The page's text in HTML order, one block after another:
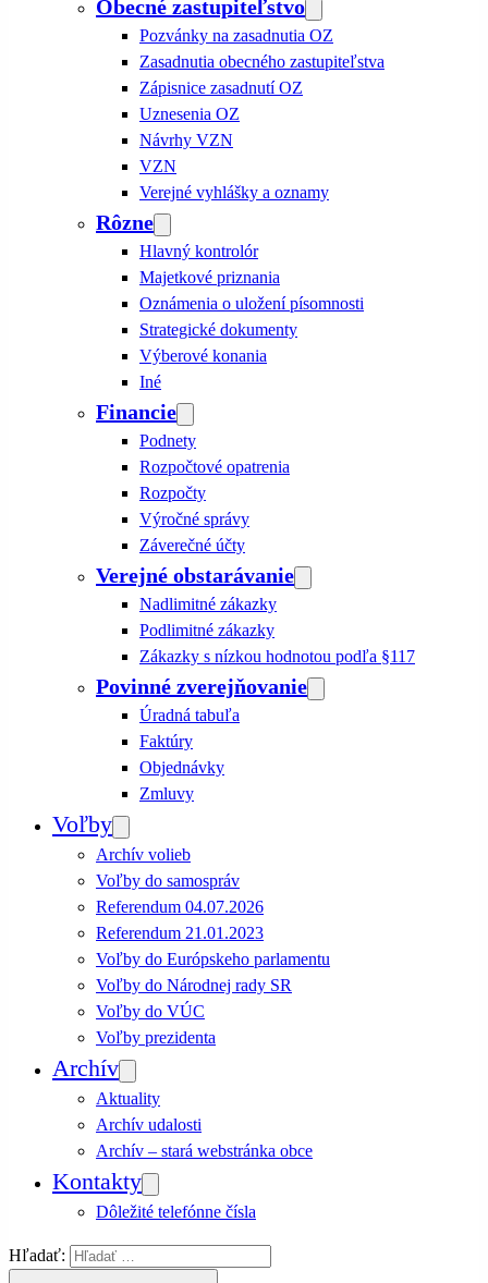
Obecné zastupiteľstvo
Pozvánky na zasadnutia OZ
Zasadnutia obecného zastupiteľstva
Zápisnice zasadnutí OZ
Uznesenia OZ
Návrhy VZN
VZN
Verejné vyhlášky a oznamy
Rôzne
Hlavný kontrolór
Majetkové priznania
Oznámenia o uložení písomnosti
Strategické dokumenty
Výberové konania
Iné
Financie
Podnety
Rozpočtové opatrenia
Rozpočty
Výročné správy
Záverečné účty
Verejné obstarávanie
Nadlimitné zákazky
Podlimitné zákazky
Zákazky s nízkou hodnotou podľa §117
Povinné zverejňovanie
Úradná tabuľa
Faktúry
Objednávky
Zmluvy
Voľby
Archív volieb
Voľby do samospráv
Referendum 04.07.2026
Referendum 21.01.2023
Voľby do Európskeho parlamentu
Voľby do Národnej rady SR
Voľby do VÚC
Voľby prezidenta
Archív
Aktuality
Archív udalosti
Archív – stará webstránka obce
Kontakty
Dôležité telefónne čísla
Hľadať: